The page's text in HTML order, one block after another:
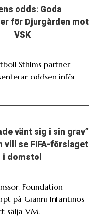
odds: Goda
för Djurgården mot
VSK
Sthlms partner
oddsen inför
vänt sig i sin grav”
vill se FIFA-förslaget
i domstol
Foundation
på Gianni Infantinos
sälja VM.